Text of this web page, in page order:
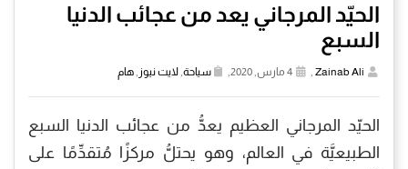
الحيّد المرجاني يعد من عجائب الدنيا
السبع
Zainab Ali
, سياحة,لايت نيوز ,هام
الحيّد المرجاني العظيم يعدُّ من عجائب الدنيا السبع
الطبيعيَّة في العالم، وهو يحتلُّ مركزًا مُتقدِّمًا على